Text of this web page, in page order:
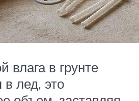
влага в грунте
лед, это